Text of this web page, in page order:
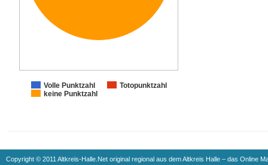
Volle Punktzahl
Totopunktzahl
keine Punktzahl
Copyright © 2011 Altkreis-Halle.Net original regional aus dem Altkreis Halle – das Online